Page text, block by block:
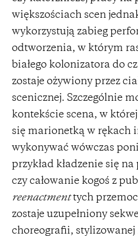
większościach scen
wykorzystują zabieg
odtworzenia, w którym
białego kolonizatora do
zostaje ożywiony przez
scenicznej. Szczególnie
kontekście scena, w
się marionetką w rękach
wykonywać wówczas
przykład kładzenie się
czy całowanie kogoś z
reenactmenttych
zostaje uzupełniony
choreografii, stylizowanej